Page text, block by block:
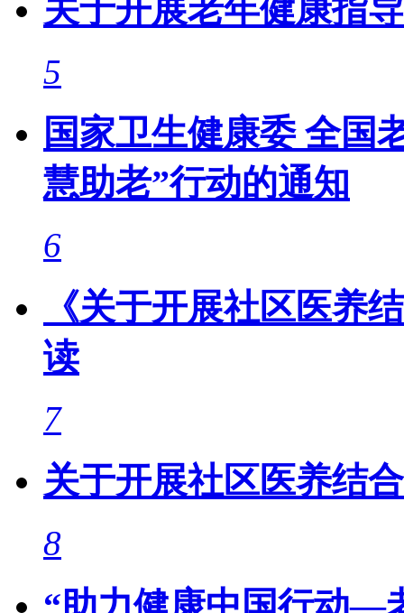
关于开展老年健康指
5
国家卫生健康委 全国
慧助老”行动的通知
6
《关于开展社区医养
读
7
关于开展社区医养结
8